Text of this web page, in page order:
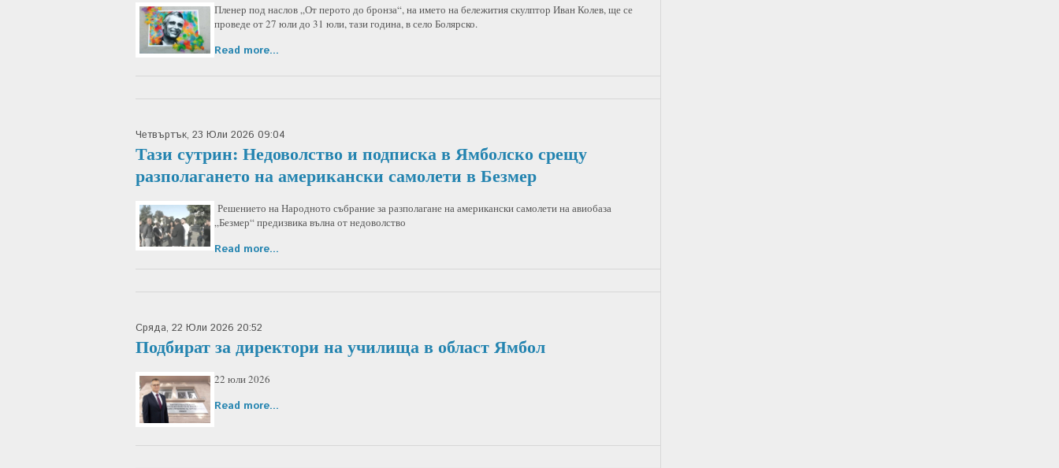
Пленер под наслов „От перото до бронза“, на името на бележития скулптор Иван Колев, ще се
проведе от 27 юли до 31 юли, тази година, в село Болярско.
Read more...
Четвъртък, 23 Юли 2026 09:04
Тази сутрин: Недоволство и подписка в Ямболско срещу
разполагането на американски самолети в Безмер
Решението на Народното събрание за разполагане на американски самолети на авиобаза
„Безмер“ предизвика вълна от недоволство
Read more...
Сряда, 22 Юли 2026 20:52
Подбират за директори на училища в област Ямбол
22 юли 2026
Read more...